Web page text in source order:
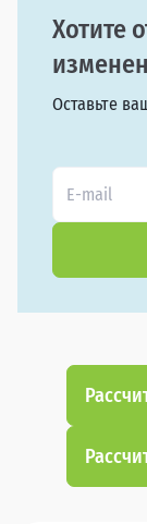
Хотите
Оставьте